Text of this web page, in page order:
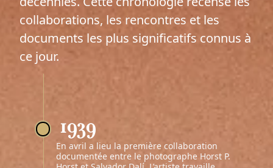
collaborations, les rencontres et les
documents les plus significatifs connus à
ce jour.
1939
En avril a lieu la première collaboration
documentée entre le photographe Horst P.